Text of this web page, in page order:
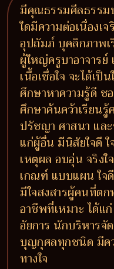
มีคุณธรรมศีลธรรม
ใดมีความต่อเนื่องเ
อุปถัมภ์ บุคลิกภาพ
ผู้ใหญ่ครูบาอาจาร
เนื้อเชื่อใจ จะได้เป็
ศึกษาหาความรู้ดี ช
ศึกษาค้นคว้าเรียนรู้
ปรัชญา ศาสนา แล
แก่ผู้อื่น มีนิสัยใจดี
เหตุผล อบอุ่น จริง
เกณฑ์ แบบแผน ใจ
มีใจสงสารผู้คนที่ต
อาชีพที่เหมาะ ได้แ
อัยการ นักบริหารจั
บุญกุศลทุกชนิด มีค
ทางใจ